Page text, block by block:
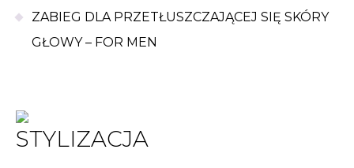
ZABIEG DLA PRZETŁUSZCZAJĄCEJ SIĘ SKÓRY
GŁOWY – FOR MEN
STYLIZACJA